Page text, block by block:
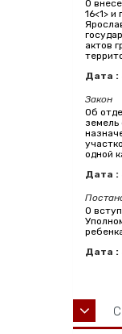
О
16<1>
актов
Дата :
Закон
Об
земель
одной
Дата :
О
Дата :